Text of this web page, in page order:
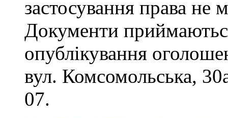
застосування права не
Документи
опублікування
вул. Комсомольська,
07.